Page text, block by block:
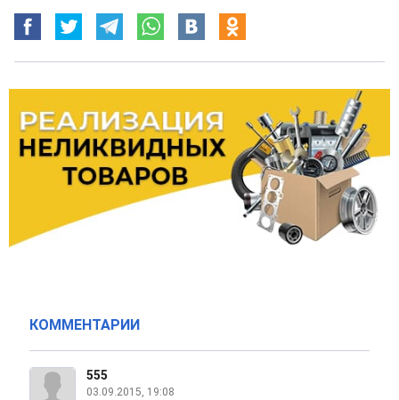
КОММЕНТАРИИ
555
03.09.2015, 19:08